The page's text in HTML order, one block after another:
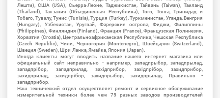
Лешти), США (USA), Сьерра-Леоне, Таджикистан, Тайвань (Taiwan), Таиланд
(Thailand), Танзания (Объединенная Республика), Того, Тонга, Тринидад и
Тобаго, Тувалу, Тунис (Tunisia), Турция (Turkey), Туркменистан, Уганда, Венгрия
(Hungary), Узбекистан, Уругвай, Фарерские острова, Фиджи, Филиппины
(Philippines), Финляндия (Finland), Франция (France), Французская Полинезия,
Хорватия (Croatia), Центральноафриканская Республика, Чешская Республика
(Czech Republic), Чили, Черногория (Montenegro), Швейцария (Switzerland),
Швеция (Sweden), Шри-Ланка, Ямайка, Япония (Japan).
Иногда клиенты могут вводить название нашего интернет магазина или
официальный сайт неправильно - например, западпрыбор, западпрылад,
западпрібор, западприлад, західприбор, західпрібор, захидприбор,
захидприлад, захидпрібор, захидпрыбор, захидпрылад. Правильно -
западприбор.
Наш технический отдел осуществляет ремонт и сервисное обслуживание
измерительной техники более чем 75 разных заводов производителей